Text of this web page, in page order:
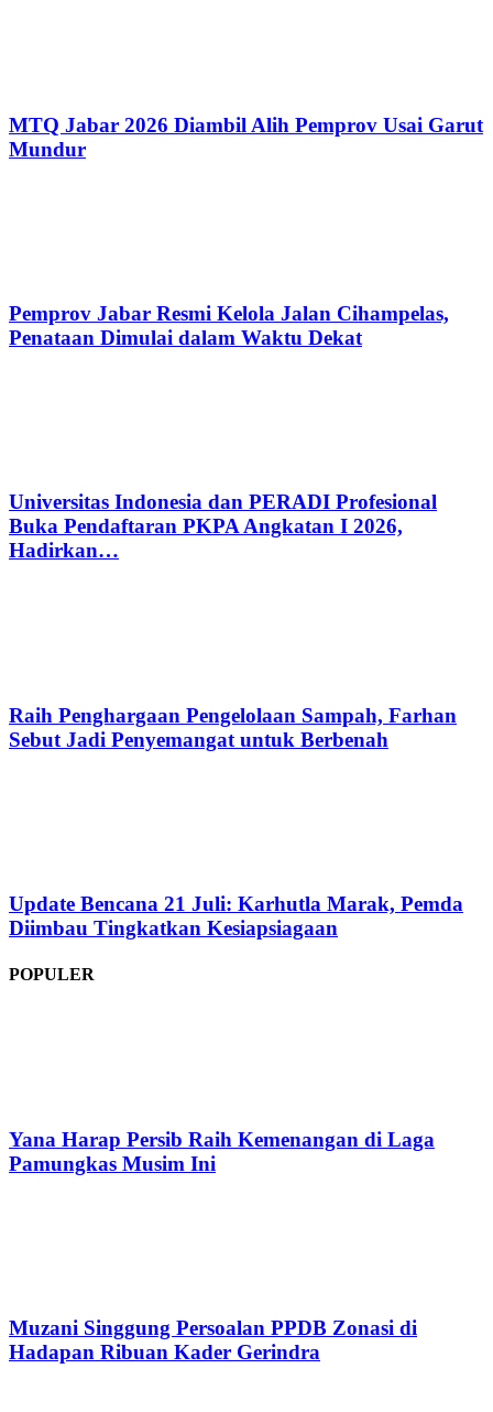
MTQ Jabar 2026 Diambil Alih Pemprov Usai Garut
Mundur
Pemprov Jabar Resmi Kelola Jalan Cihampelas,
Penataan Dimulai dalam Waktu Dekat
Universitas Indonesia dan PERADI Profesional
Buka Pendaftaran PKPA Angkatan I 2026,
Hadirkan…
Raih Penghargaan Pengelolaan Sampah, Farhan
Sebut Jadi Penyemangat untuk Berbenah
Update Bencana 21 Juli: Karhutla Marak, Pemda
Diimbau Tingkatkan Kesiapsiagaan
POPULER
Yana Harap Persib Raih Kemenangan di Laga
Pamungkas Musim Ini
Muzani Singgung Persoalan PPDB Zonasi di
Hadapan Ribuan Kader Gerindra